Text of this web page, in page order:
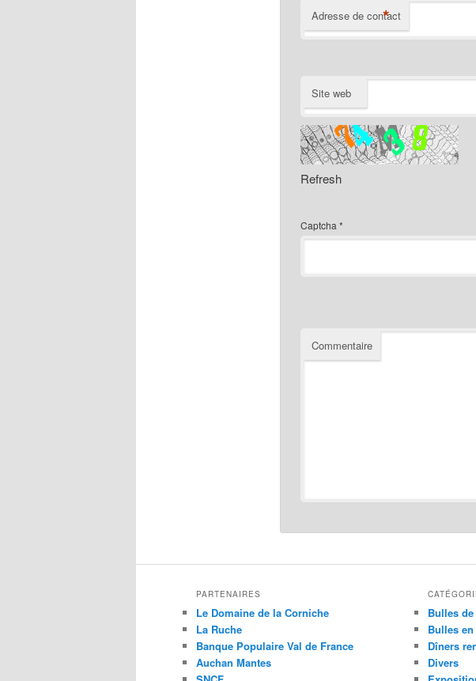
Adresse de contact
*
Site web
Refresh
Captcha *
Commentaire
PARTENAIRES
Le Domaine de la Corniche
La Ruche
Banque Populaire Val de France
Auchan Mantes
Bulles
Bulles
Dîners
Divers